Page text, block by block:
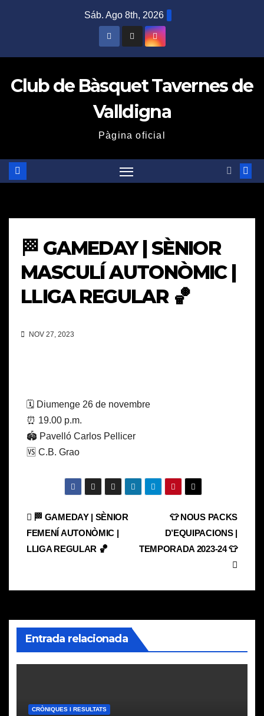
Sáb. Ago 8th, 2026
Club de Bàsquet Tavernes de
Valldigna
Pàgina oficial
🏁 GAMEDAY | SÈNIOR
MASCULÍ AUTONÒMIC |
LLIGA REGULAR 🏀
NOV 27, 2023
🗓️ Diumenge 26 de novembre
⏰ 19.00 p.m.
🏟️ Pavelló Carlos Pellicer
🆚 C.B. Grao
Navegación
de
👕 NOUS PACKS
D’EQUIPACIONS |
TEMPORADA 2023-24 👕
🏁 GAMEDAY | SÈNIOR
FEMENÍ AUTONÒMIC |
LLIGA REGULAR 🏀
Entrada relacionada
CRÒNIQUES I RESULTATS